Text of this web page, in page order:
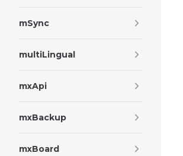
mSync
multiLingual
mxApi
mxBackup
mxBoard